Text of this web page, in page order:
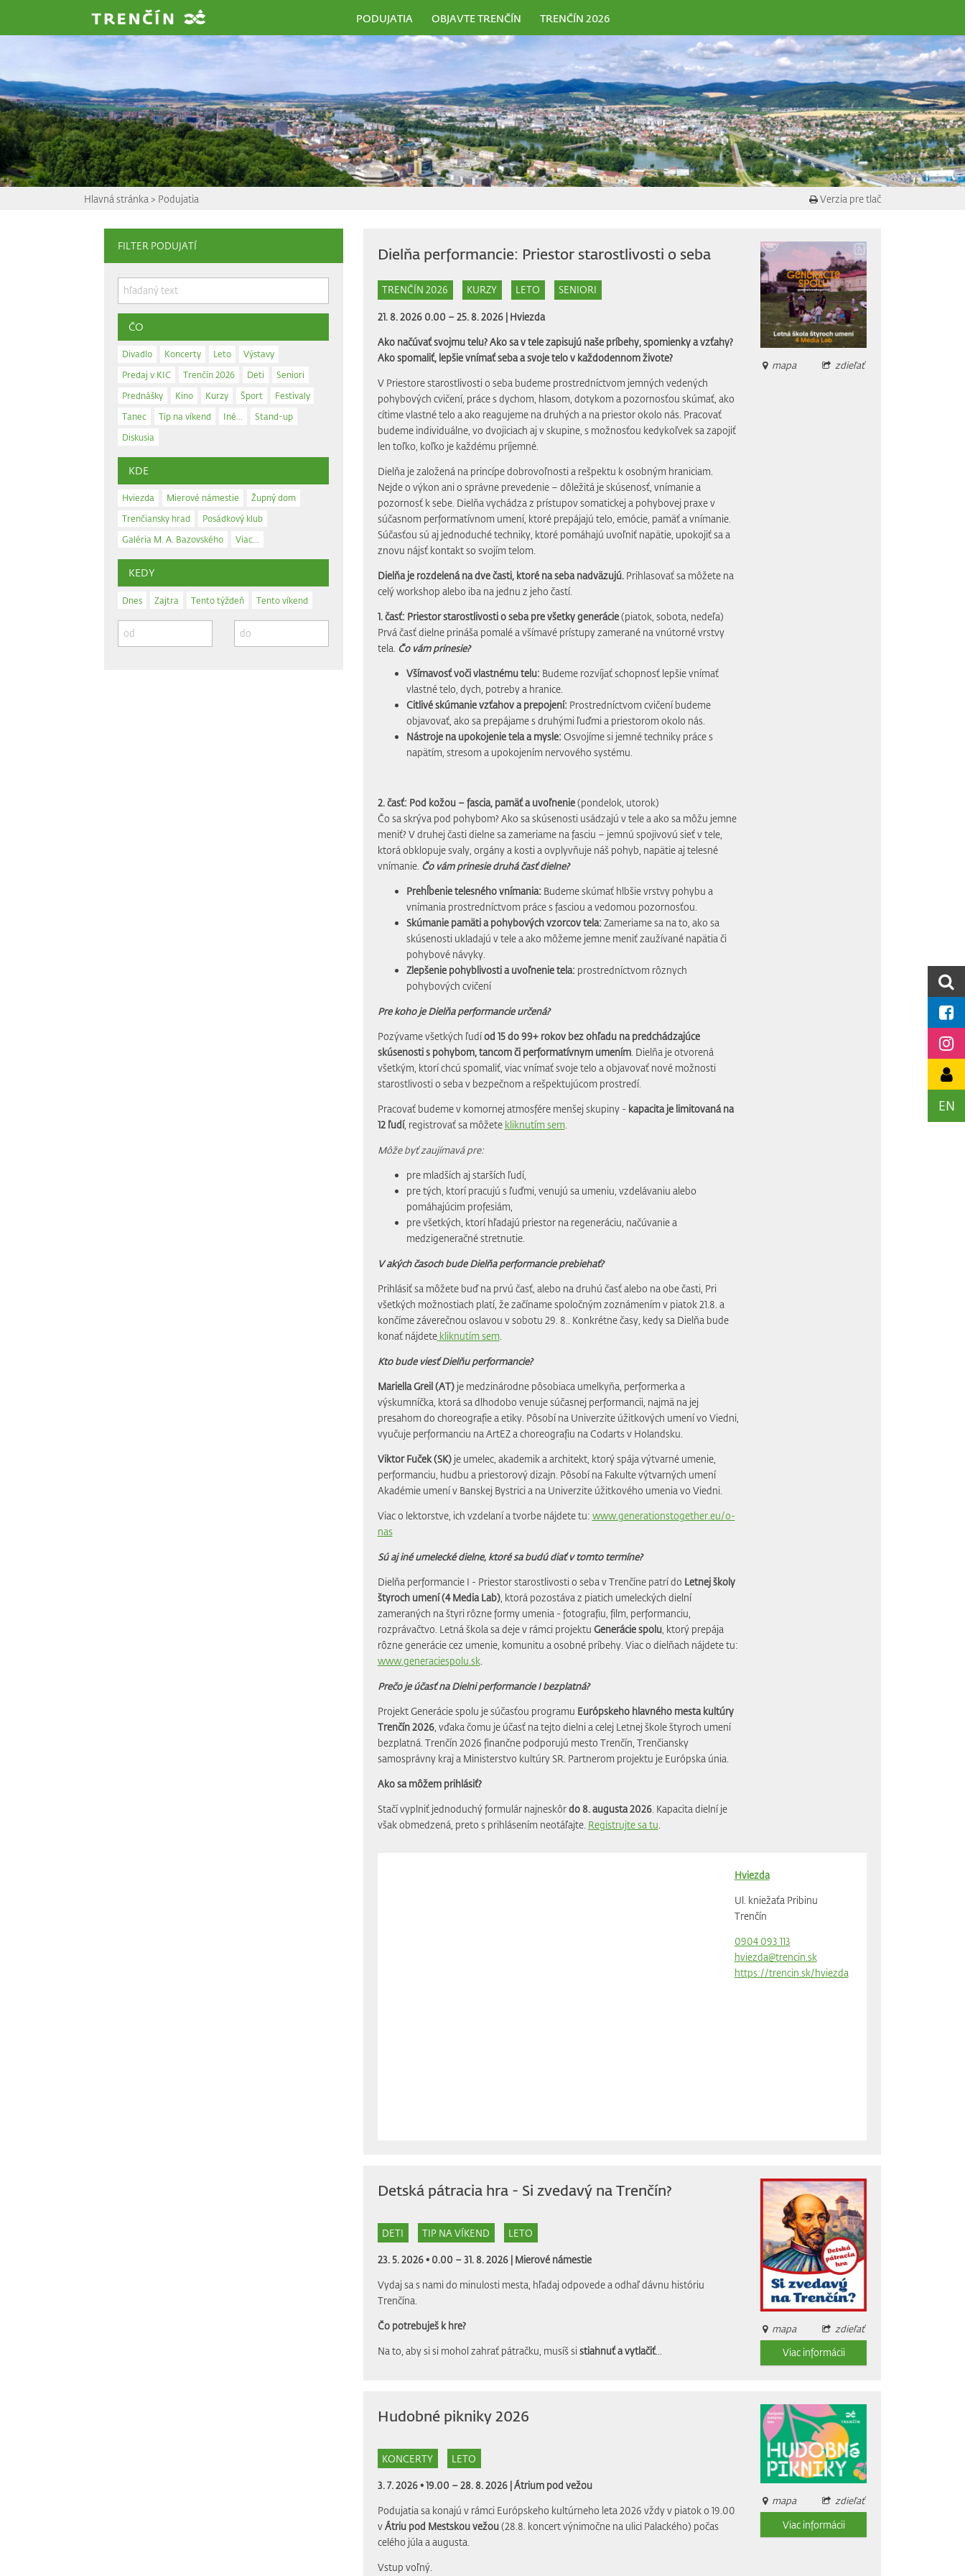
EN
PODUJATIA OBJAVTE TRENČÍN TRENČÍN 2026
Hlavná stránka > Podujatia Verzia pre tlač
FILTER PODUJATÍ
ČO
Divadlo Koncerty Leto
Výstavy
Predaj v KIC
Trenčín 2026 Deti
Seniori
Prednášky
Kino Kurzy Šport
Festivaly
Tanec
Tip na víkend Iné...
Stand-up
Diskusia
KDE
Hviezda Mierové námestie
Župný dom
Trenčiansky hrad
Posádkový klub
Galéria M. A. Bazovského
Viac...
KEDY
Dnes Zajtra Tento týždeň Tento víkend
Dielňa performancie: Priestor starostlivosti o seba
TRENČÍN 2026 KURZY LETO SENIORI
21. 8. 2026 0.00 – 25. 8. 2026 | Hviezda
Ako načúvať svojmu telu? Ako sa v tele zapisujú naše príbehy, spomienky a vzťahy?
Ako spomaliť, lepšie vnímať seba a svoje telo v každodennom živote?
V Priestore starostlivosti o seba budeme prostredníctvom jemných vedených
pohybových cvičení, práce s dychom, hlasom, dotykom a pozornosťou skúmať, ako
cítime vlastné telo a ako reagujeme na druhých a na priestor okolo nás. Pracovať
budeme individuálne, vo dvojiciach aj v skupine, s možnosťou kedykoľvek sa zapojiť
len toľko, koľko je každému príjemné.
Dielňa je založená na princípe dobrovoľnosti a rešpektu k osobným hraniciam.
Nejde o výkon ani o správne prevedenie – dôležitá je skúsenosť, vnímanie a
pozornosť k sebe. Dielňa vychádza z prístupov somatickej a pohybovej praxe v
súčasnom performatívnom umení, ktoré prepájajú telo, emócie, pamäť a vnímanie.
Súčasťou sú aj jednoduché techniky, ktoré pomáhajú uvoľniť napätie, upokojiť sa a
znovu nájsť kontakt so svojím telom.
Dielňa je rozdelená na dve časti, ktoré na seba nadväzujú.Prihlasovať sa môžete na
celý workshop alebo iba na jednu z jeho častí.
1. časť: Priestor starostlivosti o seba pre všetky generácie(piatok, sobota, nedeľa)
Prvá časť dielne prináša pomalé a všímavé prístupy zamerané na vnútorné vrstvy
tela. Čo vám prinesie?
Všímavosť voči vlastnému telu: Budeme rozvíjať schopnosť lepšie vnímať
vlastné telo, dych, potreby a hranice.
Citlivé skúmanie vzťahov a prepojení: Prostredníctvom cvičení budeme
objavovať, ako sa prepájame s druhými ľuďmi a priestorom okolo nás.
Nástroje na upokojenie tela a mysle: Osvojíme si jemné techniky práce s
napätím, stresom a upokojením nervového systému.
2. časť: Pod kožou – fascia, pamäť a uvoľnenie(pondelok, utorok)
Čo sa skrýva pod pohybom? Ako sa skúsenosti usádzajú v tele a ako sa môžu jemne
meniť? V druhej časti dielne sa zameriame na fasciu – jemnú spojivovú sieť v tele,
ktorá obklopuje svaly, orgány a kosti a ovplyvňuje náš pohyb, napätie aj telesné
vnímanie. Čo vám prinesie druhá časť dielne?
Prehĺbenie telesného vnímania: Budeme skúmať hlbšie vrstvy pohybu a
vnímania prostredníctvom práce s fasciou a vedomou pozornosťou.
Skúmanie pamäti a pohybových vzorcov tela: Zameriame sa na to, ako sa
skúsenosti ukladajú v tele a ako môžeme jemne meniť zaužívané napätia či
pohybové návyky.
Zlepšenie pohyblivosti a uvoľnenie tela: prostredníctvom rôznych
pohybových cvičení
Pre koho je Dielňa performancie určená?
Pozývame všetkých ľudíod 15 do 99+ rokov bez ohľadu na predchádzajúce
skúsenosti s pohybom, tancom či performatívnym umením. Dielňa je otvorená
všetkým, ktorí chcú spomaliť, viac vnímať svoje telo a objavovať nové možnosti
starostlivosti o seba v bezpečnom a rešpektujúcom prostredí.
Pracovať budeme v komornej atmosfére menšej skupiny - kapacita je limitovaná na
12 ľudí, registrovať sa môžete kliknutím sem.
Môže byť zaujímavá pre:
pre mladších aj starších ľudí,
pre tých, ktorí pracujú s ľuďmi, venujú sa umeniu, vzdelávaniu alebo
pomáhajúcim profesiám,
pre všetkých, ktorí hľadajú priestor na regeneráciu, načúvanie a
medzigeneračné stretnutie.
V akých časoch bude Dielňa performancie prebiehať?
Prihlásiť sa môžete buď na prvú časť, alebo na druhú časť alebo na obe časti, Pri
všetkých možnostiach platí, že začíname spoločným zoznámením v piatok 21.8. a
končíme záverečnou oslavou v sobotu 29. 8.. Konkrétne časy, kedy sa Dielňa bude
konať nájdetekliknutím sem.
Kto bude viesť Dielňu performancie?
Mariella Greil (AT)je medzinárodne pôsobiaca umelkyňa, performerka a
výskumníčka, ktorá sa dlhodobo venuje súčasnej performancii, najmä na jej
presahom do choreografie a etiky. Pôsobí na Univerzite úžitkových umení vo Viedni,
vyučuje performanciu na ArtEZ a choreografiu na Codarts v Holandsku.
Viktor Fuček (SK)je umelec, akademik a architekt, ktorý spája výtvarné umenie,
performanciu, hudbu a priestorový dizajn. Pôsobí na Fakulte výtvarných umení
Akadémie umení v Banskej Bystrici a na Univerzite úžitkového umenia vo Viedni.
Viac o lektorstve, ich vzdelaní a tvorbe nájdete tu: www.generationstogether.eu/o-
nas
Sú aj iné umelecké dielne, ktoré sa budú diať v tomto termíne?
Dielňa performancie I - Priestor starostlivosti o seba v Trenčíne patrí do Letnej školy
štyroch umení (4 Media Lab), ktorá pozostáva z piatich umeleckých dielní
zameraných na štyri rôzne formy umenia - fotografiu, film, performanciu,
rozprávačtvo. Letná škola sa deje v rámci projektu Generácie spolu, ktorý prepája
rôzne generácie cez umenie, komunitu a osobné príbehy. Viac o dielňach nájdete tu:
www.generaciespolu.sk.
Prečo je účasť na Dielni performancie I bezplatná?
Projekt Generácie spolu je súčasťou programu Európskeho hlavného mesta kultúry
Trenčín 2026, vďaka čomu je účasť na tejto dielni a celej Letnej škole štyroch umení
bezplatná. Trenčín 2026 finančne podporujú mesto Trenčín, Trenčiansky
samosprávny kraj a Ministerstvo kultúry SR. Partnerom projektu je Európska únia.
Ako sa môžem prihlásiť?
Stačí vyplniť jednoduchý formulár najneskôrdo 8. augusta 2026. Kapacita dielní je
však obmedzená, preto s prihlásením neotáľajte. Registrujte sa tu
mapa zdieľať
Hviezda
Ul. kniežaťa Pribinu
Trenčín
0904 093 113
hviezda@trencin.sk
https://trencin.sk/hviezda
Detská pátracia hra - Si zvedavý na Trenčín?
DETI TIP NA VÍKEND LETO
23. 5. 2026 • 0.00 – 31. 8. 2026 | Mierové námestie
Vydaj sa s nami do minulosti mesta, hľadaj odpovede a odhaľ dávnu históriu
Trenčína.
Čo potrebuješ k hre?
Na to, aby si si mohol zahrať pátračku, musíš sistiahnuť a vytlačiť...
mapa
zdieľať
Viac informácii
Hudobné pikniky 2026
KONCERTY LETO
3. 7. 2026 • 19.00 – 28. 8. 2026 |Átrium pod vežou
Podujatia sa konajú v rámci Európskeho kultúrneho leta 2026 vždy v piatok o 19.00
vÁtriu pod Mestskou vežou(28.8. koncert výnimočne na ulici Palackého) počas
celého júla a augusta.
Vstup voľný.
mapa
zdieľať
Viac informácii